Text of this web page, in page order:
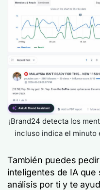
¡Brand24 detecta los
incluso indica el minuto
También puedes
inteligentes de IA
análisis por ti y te